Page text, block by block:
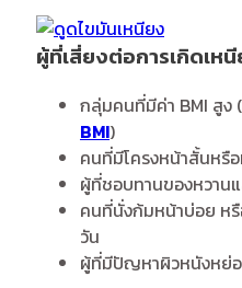
ผู้ที่เสี่ยงต่อการเกิดเห
กลุ่มคนที่มีค่า BMI สูง
BMI)
คนที่มีโครงหน้าสั้นหรื
ผู้ที่ชอบทานของหวาน
คนที่นั่งก้มหน้าบ่อย ห
วัน
ผู้ที่มีปัญหาผิวหนังหย่